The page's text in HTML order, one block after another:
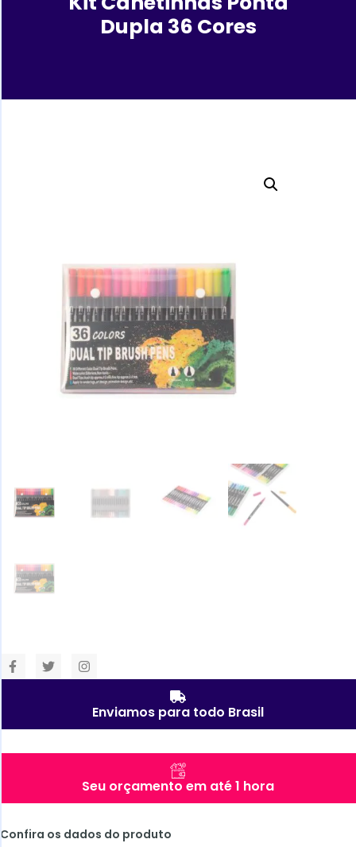
Dupla 36 Cores
Enviamos para todo Brasil
Seu orçamento em até 1 hora
Confira os dados do produto